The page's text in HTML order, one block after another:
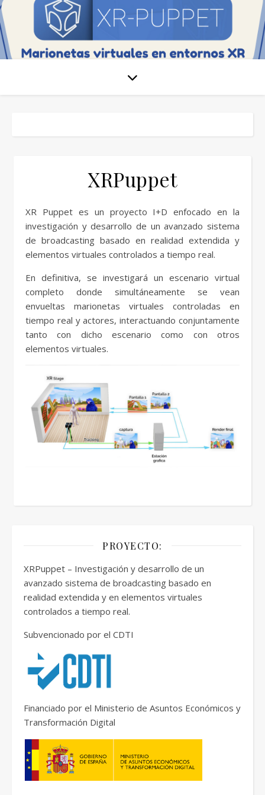
XRPuppet
XR Puppet es un proyecto I+D enfocado en la
investigación y desarrollo de un avanzado sistema
de broadcasting basado en realidad extendida y
elementos virtuales controlados a tiempo real.
En definitiva, se investigará un escenario virtual
completo donde simultáneamente se vean
envueltas marionetas virtuales controladas en
tiempo real y actores, interactuando conjuntamente
tanto con dicho escenario como con otros
elementos virtuales.
PROYECTO:
XRPuppet – Investigación y desarrollo de un
avanzado sistema de broadcasting basado en
realidad extendida y en elementos virtuales
controlados a tiempo real.
Subvencionado por el CDTI
Financiado por el Ministerio de Asuntos Económicos y
Transformación Digital